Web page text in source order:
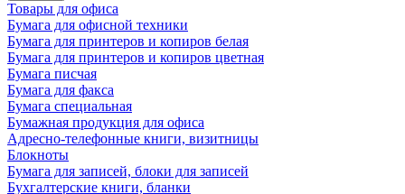
Товары для офиса
Бумага для офисной техники
Бумага для принтеров и копиров белая
Бумага для принтеров и копиров цветная
Бумага писчая
Бумага для факса
Бумага специальная
Бумажная продукция для офиса
Адресно-телефонные книги, визитницы
Блокноты
Бумага для записей, блоки для записей
Бухгалтерские книги, бланки